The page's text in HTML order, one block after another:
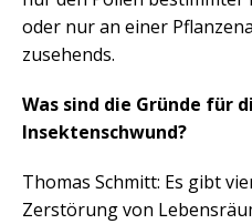
oder nur an einer
zusehends.
Was sind die Gründe für
Insektenschwund?
Thomas Schmitt: Es gibt
Zerstörung von